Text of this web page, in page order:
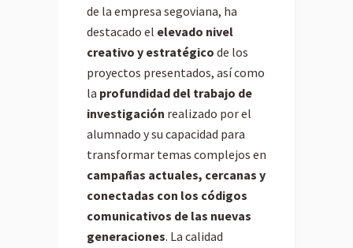
de la empresa segoviana, ha
destacado el elevado nivel
creativo y estratégico de los
proyectos presentados, así como
la profundidad del trabajo de
investigación realizado por el
alumnado y su capacidad para
transformar temas complejos en
campañas actuales, cercanas y
conectadas con los códigos
comunicativos de las nuevas
generaciones. La calidad